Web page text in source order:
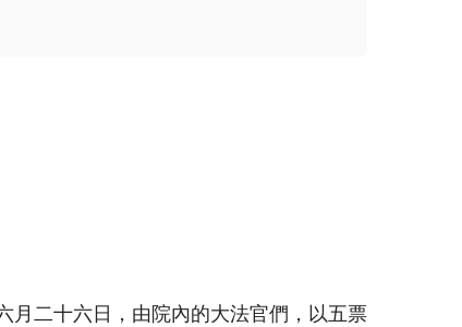
月二十六日
，由院內的大法官們，以五票